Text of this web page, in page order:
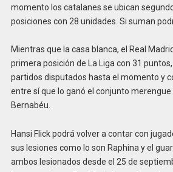
momento los catalanes se ubican
posiciones con 28 unidades. Si suman
Mientras que la casa blanca, el Real
primera posición de La Liga con 31
partidos disputados hasta el momento y
entre sí que lo ganó el conjunto merengue
Bernabéu.
Hansi Flick podrá volver a contar con
sus lesiones como lo son Raphina y el
ambos lesionados desde el 25 de